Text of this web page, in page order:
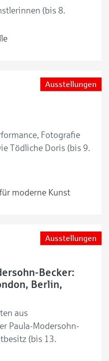
(bis 8.
Ausstellungen
Fotografie
Tödliche Doris (bis 9.
moderne Kunst
Ausstellungen
Becker:
Berlin,
aus
Paula-Modersohn-
(bis 13.